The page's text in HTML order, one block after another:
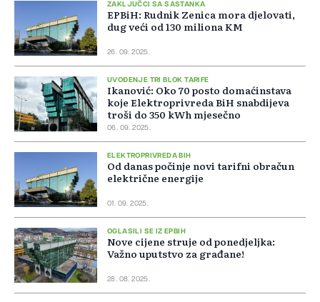
ZAKLJUČCI SA SASTANKA
EPBiH: Rudnik Zenica mora djelovati,
dug veći od 130 miliona KM
26. 09. 2025.
UVOĐENJE TRI BLOK TARIFE
Ikanović: Oko 70 posto domaćinstava
koje Elektroprivreda BiH snabdijeva
troši do 350 kWh mjesečno
06. 09. 2025.
ELEKTROPRIVREDA BIH
Od danas počinje novi tarifni obračun
električne energije
01. 09. 2025.
OGLASILI SE IZ EPBIH
Nove cijene struje od ponedjeljka:
Važno uputstvo za građane!
28. 08. 2025.